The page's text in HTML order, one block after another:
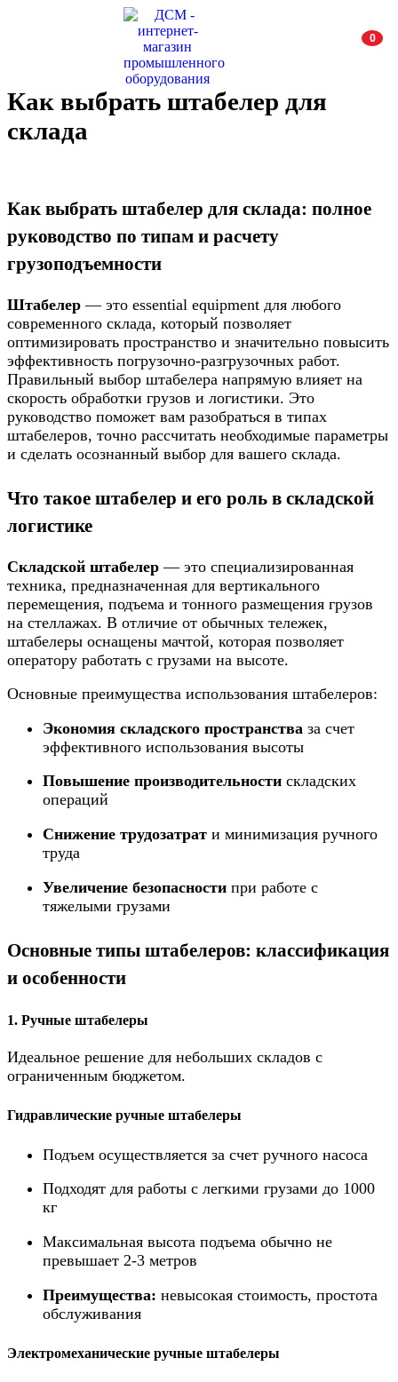
0
Как выбрать штабелер для
склада
Как выбрать штабелер для склада: полное
руководство по типам и расчету
грузоподъемности
Штабелер — это essential equipment для любого
современного склада, который позволяет
оптимизировать пространство и значительно повысить
эффективность погрузочно-разгрузочных работ.
Правильный выбор штабелера напрямую влияет на
скорость обработки грузов и логистики. Это
руководство поможет вам разобраться в типах
штабелеров, точно рассчитать необходимые параметры
и сделать осознанный выбор для вашего склада.
Что такое штабелер и его роль в складской
логистике
Складской штабелер — это специализированная
техника, предназначенная для вертикального
перемещения, подъема и тонного размещения грузов
на стеллажах. В отличие от обычных тележек,
штабелеры оснащены мачтой, которая позволяет
оператору работать с грузами на высоте.
Основные преимущества использования штабелеров:
Экономия складского пространства за счет
эффективного использования высоты
Повышение производительности складских
операций
Снижение трудозатрат и минимизация ручного
труда
Увеличение безопасности при работе с
тяжелыми грузами
Основные типы штабелеров: классификация
и особенности
1. Ручные штабелеры
Идеальное решение для небольших складов с
ограниченным бюджетом.
Гидравлические ручные штабелеры
Подъем осуществляется за счет ручного насоса
Подходят для работы с легкими грузами до 1000
кг
Максимальная высота подъема обычно не
превышает 2-3 метров
Преимущества: невысокая стоимость, простота
обслуживания
Электромеханические ручные штабелеры